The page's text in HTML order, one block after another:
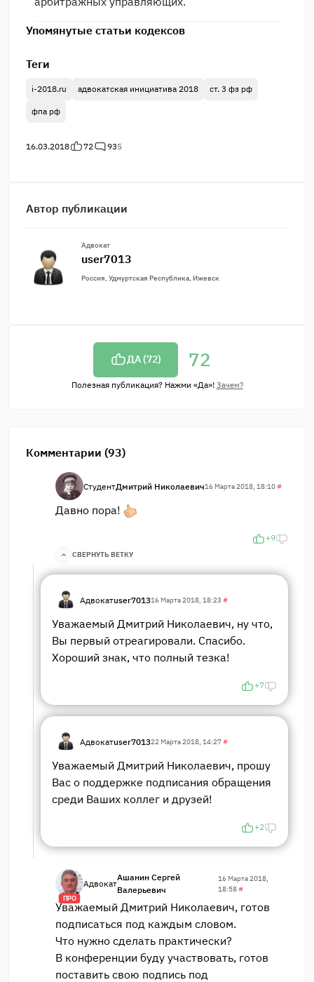
Упомянутые статьи кодексов
Теги
i-2018.ru адвокатская инициатива 2018 ст. 3 фз рф
фпа рф
16.03.2018 72 935
Автор публикации
Адвокат
user7013
Россия, Удмуртская Республика, Ижевск
ДА (72) 72
Полезная публикация? Нажми «Да»! Зачем?
Комментарии (93)
СтудентДмитрий Николаевич16 Марта 2018, 18:10#
Давно пора!
+9
СВЕРНУТЬ ВЕТКУ
Адвокатuser701316 Марта 2018, 18:23 #
Уважаемый Дмитрий Николаевич, ну что,
Вы первый отреагировали. Спасибо.
Хороший знак, что полный тезка!
+7
Адвокатuser701322 Марта 2018, 14:27#
Уважаемый Дмитрий Николаевич, прошу
Вас о поддержке подписания обращения
среди Ваших коллег и друзей!
+2
ПРО
Адвокат
Ашанин Сергей
Валерьевич
16 Марта 2018,
18:58#
Уважаемый Дмитрий Николаевич, готов
подписаться под каждым словом.
Что нужно сделать практически?
В конференции буду участвовать, готов
поставить свою подпись под